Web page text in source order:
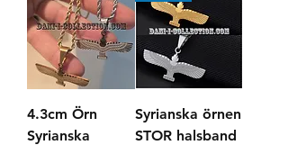
4.3cm Örn
Syrianska
Syrianska örnen
STOR halsband